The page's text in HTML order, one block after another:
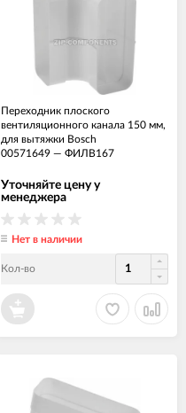
Переходник плоского
вентиляционного канала 150 мм,
для вытяжки Bosch
00571649 — ФИЛВ167
Уточняйте цену у
менеджера
Нет в наличии
Кол-во